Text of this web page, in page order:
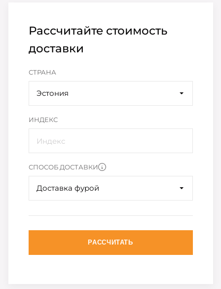
Рассчитайте стоимость
доставки
СТРАНА
Эстония
ИНДЕКС
СПОСОБ ДОСТАВКИ
Доставка фурой
РАССЧИТАТЬ